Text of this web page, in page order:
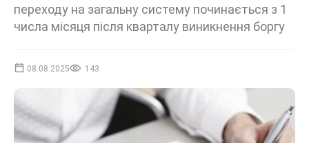
переходу на загальну систему починається з 1
числа місяця після кварталу виникнення боргу
08.08.2025 143